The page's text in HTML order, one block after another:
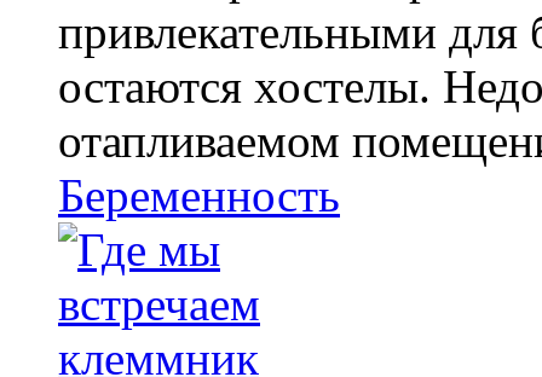
привлекательными
остаются хостелы.
отапливаемом
Беременность